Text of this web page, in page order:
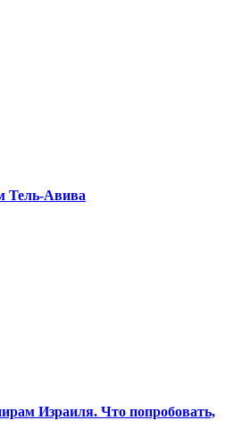
Тель-Авива
Израиля. Что попробовать,